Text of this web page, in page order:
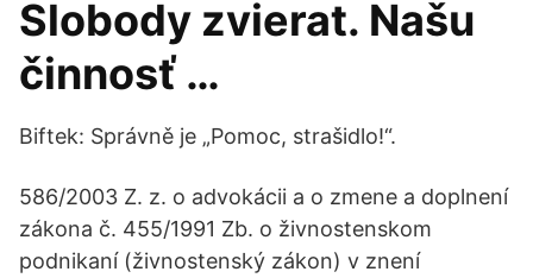
Slobody zvierat. Našu
činnosť …
Biftek: Správně je „Pomoc, strašidlo!“.
586/2003 Z. z. o advokácii a o zmene a doplnení
zákona č. 455/1991 Zb. o živnostenskom
podnikaní (živnostenský zákon) v znení